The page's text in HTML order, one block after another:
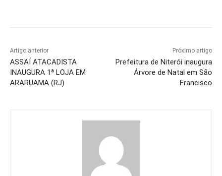
Artigo anterior
ASSAÍ ATACADISTA
INAUGURA 1ª LOJA EM
ARARUAMA (RJ)
Próximo artigo
Prefeitura de Niterói inaugura
Árvore de Natal em São
Francisco